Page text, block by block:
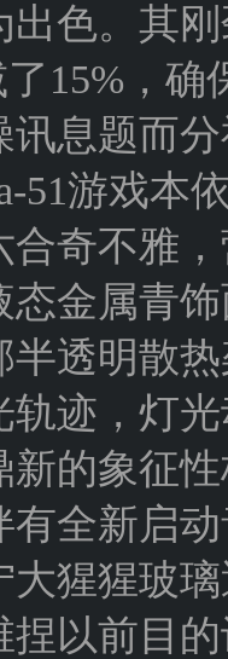
出色。其
15%，
讯息题而
51游戏本
合奇不雅
金属青
半透明散
迹，灯
的象征
有全新启
猩猩玻
捏以前目